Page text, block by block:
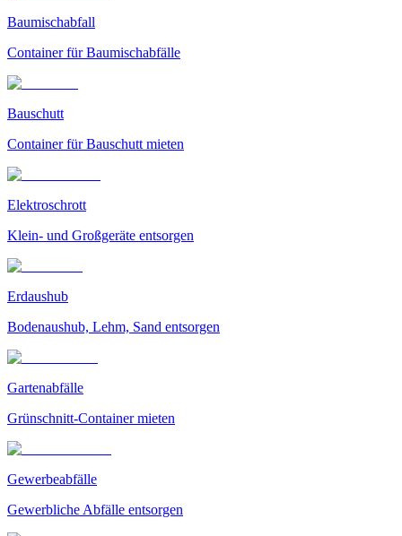
Baumischabfall
Container für Baumischabfälle
Bauschutt
Container für Bauschutt mieten
Elektroschrott
Klein- und Großgeräte entsorgen
Erdaushub
Bodenaushub, Lehm, Sand entsorgen
Gartenabfälle
Grünschnitt-Container mieten
Gewerbeabfälle
Gewerbliche Abfälle entsorgen